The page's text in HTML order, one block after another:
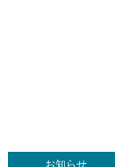
お知らせ